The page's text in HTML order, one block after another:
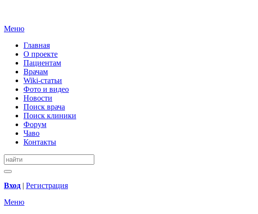
Меню
Главная
О проекте
Пациентам
Врачам
Wiki-статьи
Фото и видео
Новости
Поиск врача
Поиск клиники
Форум
Чаво
Контакты
Вход | Регистрация
Меню